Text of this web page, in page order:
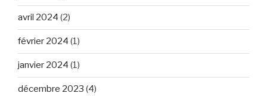
avril 2024 (2)
février 2024 (1)
janvier 2024 (1)
décembre 2023 (4)